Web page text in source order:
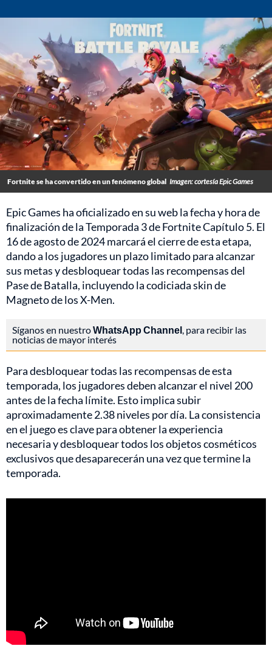
Fortnite se ha convertido en un fenómeno global Imagen: cortesía Epic Games
Epic Games ha oficializado en su web la fecha y hora de
finalización de la Temporada 3 de Fortnite Capítulo 5. El
16 de agosto de 2024 marcará el cierre de esta etapa,
dando a los jugadores un plazo limitado para alcanzar
sus metas y desbloquear todas las recompensas del
Pase de Batalla, incluyendo la codiciada skin de
Magneto de los X-Men.
Síganos en nuestroWhatsApp Channel, para recibir las
noticias de mayor interés
Para desbloquear todas las recompensas de esta
temporada, los jugadores deben alcanzar el nivel 200
antes de la fecha límite. Esto implica subir
aproximadamente 2.38 niveles por día. La consistencia
en el juego es clave para obtener la experiencia
necesaria y desbloquear todos los objetos cosméticos
exclusivos que desaparecerán una vez que termine la
temporada.